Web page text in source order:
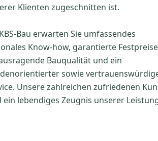
Klienten zugeschnitten ist.
Bau erwarten Sie umfassendes
Know-how, garantierte
Bauqualität und ein
sowie
Unsere zahlreichen zufriedenen
ein lebendiges Zeugnis unserer